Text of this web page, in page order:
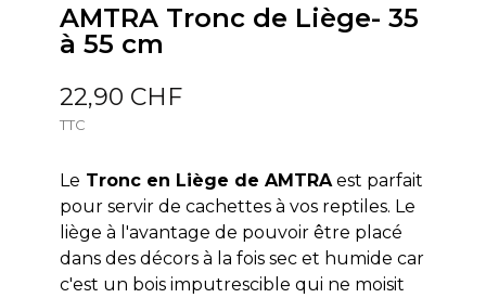
AMTRA Tronc de Liège- 35
à 55 cm
22,90 CHF
TTC
Le Tronc en Liège de AMTRAest parfait
pour servir de cachettes à vos reptiles. Le
liège à l'avantage de pouvoir être placé
dans des décors à la fois sec et humide car
c'est un bois imputrescible qui ne moisit